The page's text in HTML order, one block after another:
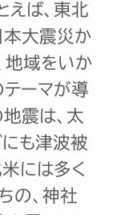
えば、東北
大震災か
地域をいか
ーマが導
震は、太
も津波被
には多く
の、神社